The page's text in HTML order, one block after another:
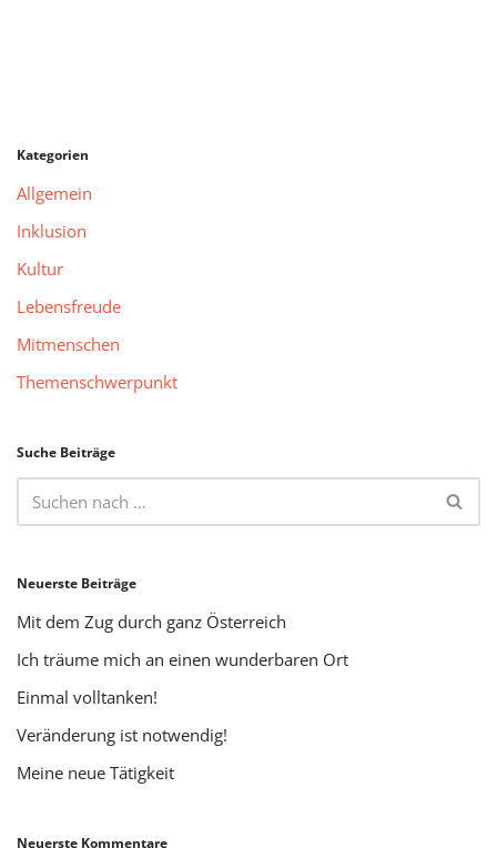
Kategorien
Allgemein
Inklusion
Kultur
Lebensfreude
Mitmenschen
Themenschwerpunkt
Suche Beiträge
Neuerste Beiträge
Mit dem Zug durch ganz Österreich
Ich träume mich an einen wunderbaren Ort
Einmal volltanken!
Veränderung ist notwendig!
Meine neue Tätigkeit
Neuerste Kommentare